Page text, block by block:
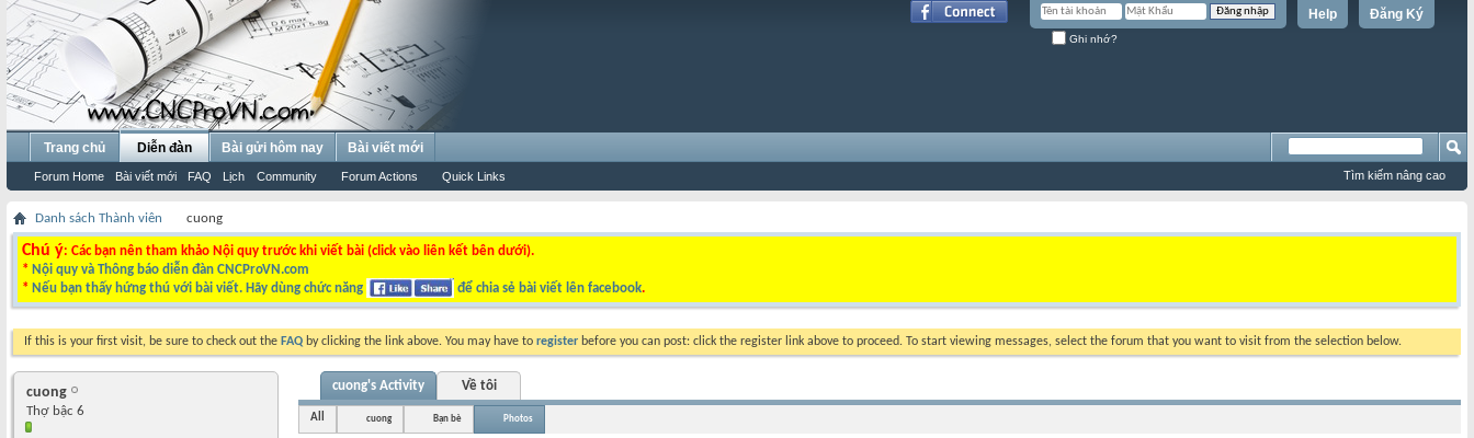
Đăng Ký
Help
Ghi nhớ?
Trang chủ Diễn đàn
Forum Home Bài viết mới FAQ Lịch Community Forum Actions Quick Links
Bài gửi hôm nay Bài viết mới
Tìm kiếm nâng cao
Danh sách Thành viên cuong
Chú ý: Các bạn nên tham khảo Nội quy trước khi viết bài (click vào liên kết bên dưới).
* Nội quy và Thông báo diễn đàn CNCProVN.com
* Nếu bạn thấy hứng thú với bài viết. Hãy dùng chức năng để chia sẻ bài viết lên facebook.
If this is your first visit, be sure to check out the FAQ by clicking the link above. You may have to register before you can post: click the register link above to proceed. To start viewing messages, select the forum that you want to visit from the selection below.
cuong
Thợ bậc 6
cuong's Activity Về tôi
All cuong Bạn bè Photos